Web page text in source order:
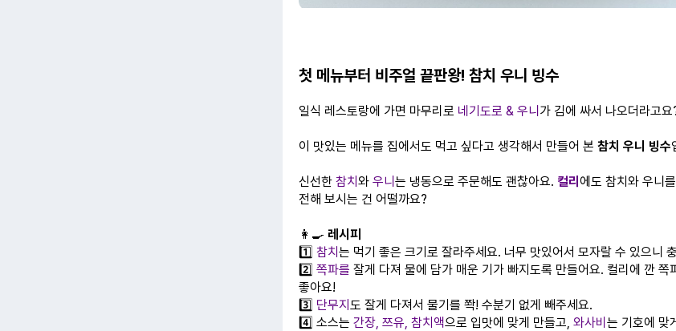
첫 메뉴부터 비주얼 끝판왕! 참치 우니 빙수
일식 레스토랑에 가면 마무리로 네기도로 & 우니가 김에 싸서 나오더라고요
이 맛있는 메뉴를 집에서도 먹고 싶다고 생각해서 만들어 본 참치 우니 빙수
신선한 참치와 우니는 냉동으로 주문해도 괜찮아요. 컬리 에도 참치와 우니
전해 보시는 건 어떨까요?
👩‍🍳 레시피
1️⃣ 참치는 먹기 좋은 크기로 잘라주세요. 너무 맛있어서 모자랄 수 있으니
2️⃣ 쪽파를 잘게 다져 물에 담가 매운 기가 빠지도록 만들어요. 컬리에 깐 쪽
좋아요!
3️⃣ 단무지도 잘게 다져서 물기를 쫙! 수분기 없게 빼주세요.
4️⃣ 소스는 간장, 쯔유, 참치액으로 입맛에 맞게 만들고, 와사비 는 기호에 맞